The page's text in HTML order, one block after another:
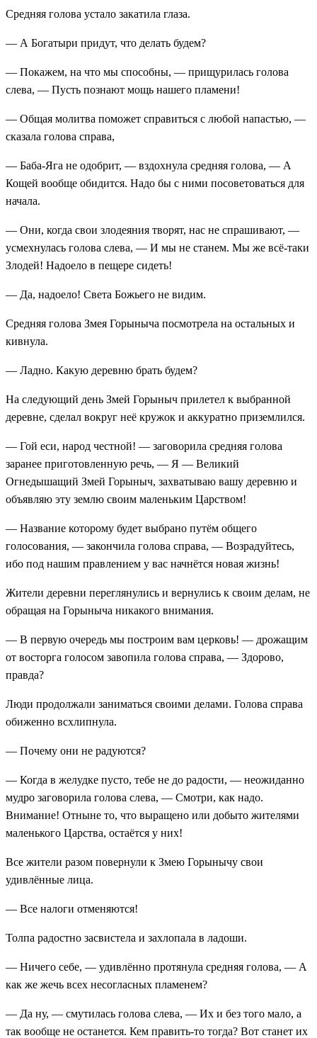
Средняя голова устало закатила глаза.
— А Богатыри придут, что делать будем?
— Покажем, на что мы способны, — прищурилась голова
слева, — Пусть познают мощь нашего пламени!
— Общая молитва поможет справиться с любой напастью, —
сказала голова справа,
— Баба-Яга не одобрит, — вздохнула средняя голова, — А
Кощей вообще обидится. Надо бы с ними посоветоваться для
начала.
— Они, когда свои злодеяния творят, нас не спрашивают, —
усмехнулась голова слева, — И мы не станем. Мы же всё-таки
Злодей! Надоело в пещере сидеть!
— Да, надоело! Света Божьего не видим.
Средняя голова Змея Горыныча посмотрела на остальных и
кивнула.
— Ладно. Какую деревню брать будем?
На следующий день Змей Горыныч прилетел к выбранной
деревне, сделал вокруг неё кружок и аккуратно приземлился.
— Гой еси, народ честной! — заговорила средняя голова
заранее приготовленную речь, — Я — Великий
Огнедышащий Змей Горыныч, захватываю вашу деревню и
объявляю эту землю своим маленьким Царством!
— Название которому будет выбрано путём общего
голосования, — закончила голова справа, — Возрадуйтесь,
ибо под нашим правлением у вас начнётся новая жизнь!
Жители деревни переглянулись и вернулись к своим делам, не
обращая на Горыныча никакого внимания.
— В первую очередь мы построим вам церковь! — дрожащим
от восторга голосом завопила голова справа, — Здорово,
правда?
Люди продолжали заниматься своими делами. Голова справа
обиженно всхлипнула.
— Почему они не радуются?
— Когда в желудке пусто, тебе не до радости, — неожиданно
мудро заговорила голова слева, — Смотри, как надо.
Внимание! Отныне то, что выращено или добыто жителями
маленького Царства, остаётся у них!
Все жители разом повернули к Змею Горынычу свои
удивлённые лица.
— Все налоги отменяются!
Толпа радостно засвистела и захлопала в ладоши.
— Ничего себе, — удивлённо протянула средняя голова, — А
как же жечь всех несогласных пламенем?
— Да ну, — смутилась голова слева, — Их и без того мало, а
так вообще не останется. Кем править-то тогда? Вот станет их